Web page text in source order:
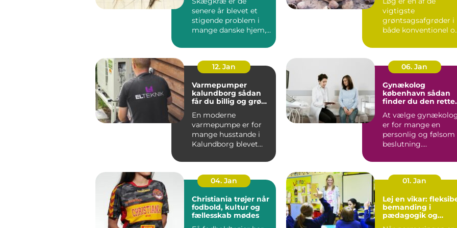
senere år blevet et
stigende problem i
mange danske hjem,
undtagels...
vigtigste
grøntsagsafgrøder i
både konventionel
Når en avle...
12. Jan
Varmepumper
kalundborg sådan
får du billig og grøn
En moderne
varmepumpe er for
mange husstande i
Kalundborg blevet
varmeregning...
06. Jan
Gynækolog
københavn sådan
finder du den rette
At vælge
er for mange en
personlig og følsom
beslutning.
behandlinger for...
04. Jan
Christiania trøjer når
fodbold, kultur og
fællesskab mødes
01. Jan
Lej en vikar:
bemanding i
pædagogik og